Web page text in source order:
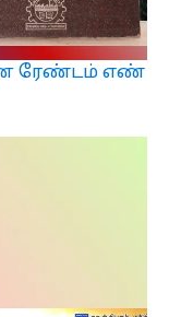
ரேண்டம் எண்